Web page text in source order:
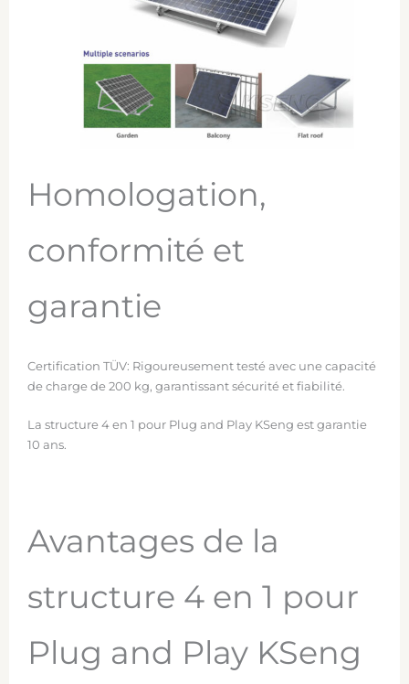
Homologation,
conformité et
garantie
Certification TÜV: Rigoureusement testé avec une capacité
de charge de 200 kg, garantissant sécurité et fiabilité.
La structure 4 en 1 pour Plug and Play KSeng est garantie
10 ans.
Avantages de la
structure 4 en 1 pour
Plug and Play KSeng